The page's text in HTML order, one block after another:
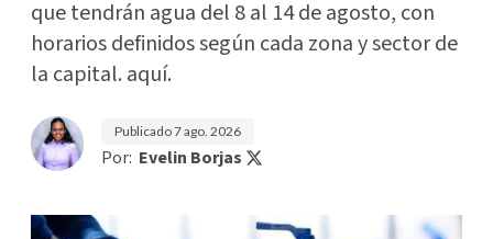
que tendrán agua del 8 al 14 de agosto, con
horarios definidos según cada zona y sector de
la capital. aquí.
Publicado7 ago. 2026
Por: Evelin Borjas